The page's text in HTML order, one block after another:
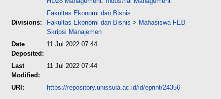
Divisions:
Fakultas Ekonomi dan Bisnis
Fakultas Ekonomi dan Bisnis > Mahasiswa FEB -
Skripsi Manajemen
Date
Deposited:
11 Jul 2022 07:44
Last
Modified:
11 Jul 2022 07:44
URI: https://repository.unissula.ac.id/id/eprint/24356